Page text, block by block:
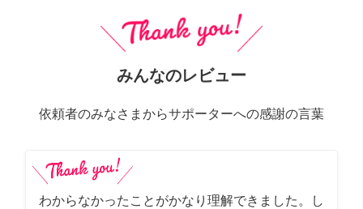
みんなのレビュー
依頼者のみなさまからサポーターへの感謝の言葉
わからなかったことがかなり理解できました。し